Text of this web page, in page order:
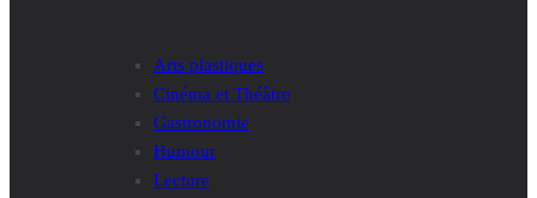
Arts plastiques
Cinéma et Théâtre
Gastronomie
Humour
Lecture